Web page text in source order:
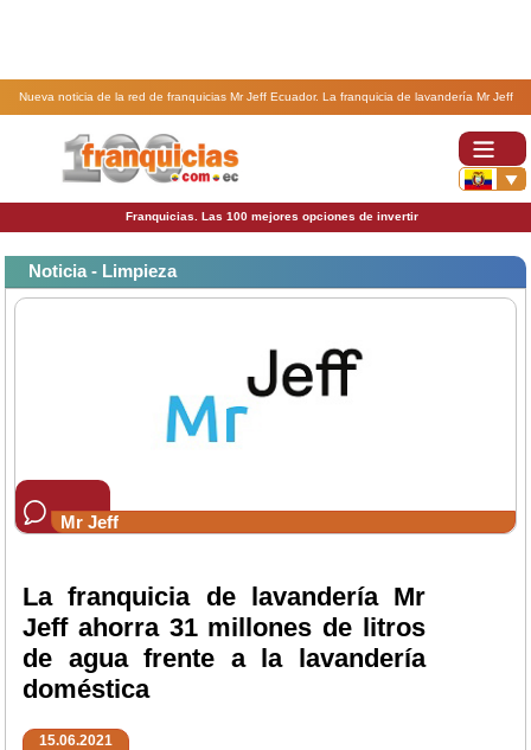
Nueva noticia de la red de franquicias Mr Jeff Ecuador. La franquicia de lavandería Mr Jeff
ahorra 31 millones de litros de agua frente a la lavandería doméstica.
Franquicias. Las 100 mejores opciones de invertir
Noticia - Limpieza
Mr Jeff
La franquicia de lavandería Mr
Jeff ahorra 31 millones de litros
de agua frente a la lavandería
doméstica
15.06.2021